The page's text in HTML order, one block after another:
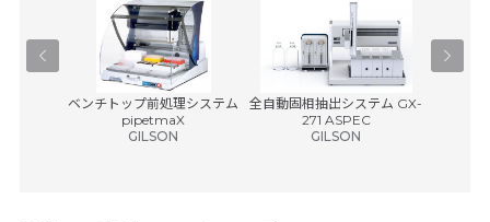
ベンチトップ前処理システム
pipetmaX
GILSON
全自動固相抽出システム GX-
271 ASPEC
GILSON